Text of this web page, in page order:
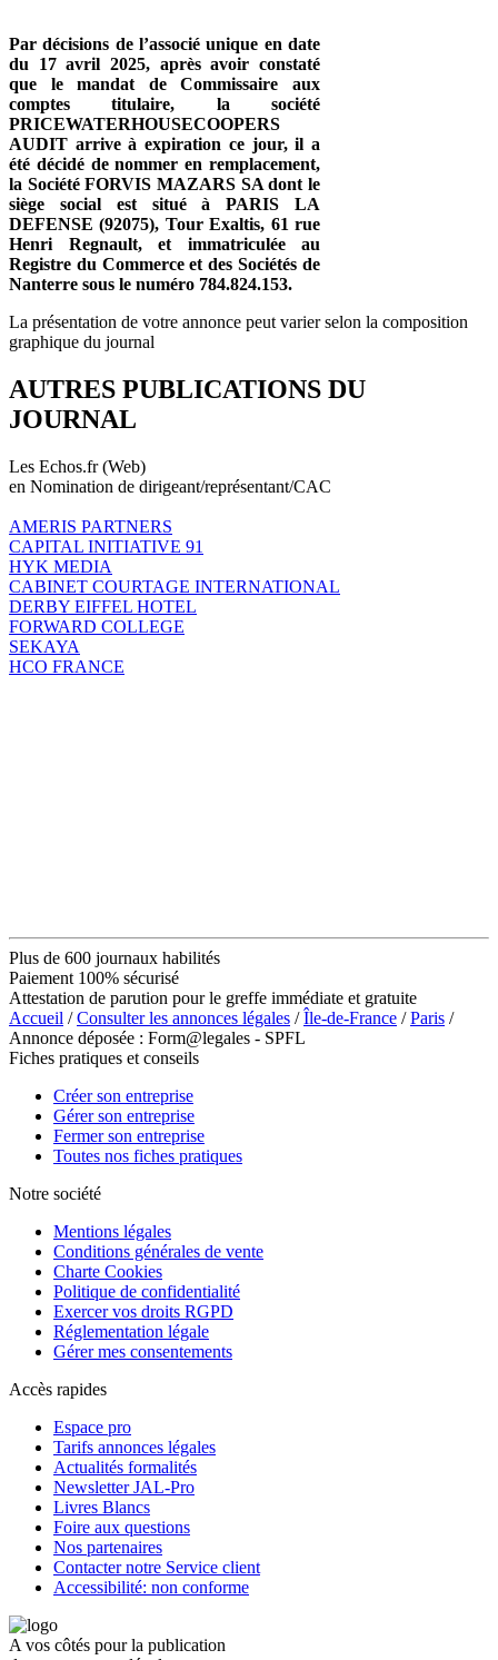
Par décisions de l’associé unique en date
du 17 avril 2025, après avoir constaté
que le mandat de Commissaire aux
comptes titulaire, la société
PRICEWATERHOUSECOOPERS
AUDIT arrive à expiration ce jour, il a
été décidé de nommer en remplacement,
la Société FORVIS MAZARS SA dont le
siège social est situé à PARIS LA
DEFENSE (92075), Tour Exaltis, 61 rue
Henri Regnault, et immatriculée au
Registre du Commerce et des Sociétés de
Nanterre sous le numéro 784.824.153.
La présentation de votre annonce peut varier selon la composition
graphique du journal
AUTRES PUBLICATIONS DU
JOURNAL
Les Echos.fr (Web)
en Nomination de dirigeant/représentant/CAC
AMERIS PARTNERS
CAPITAL INITIATIVE 91
HYK MEDIA
CABINET COURTAGE INTERNATIONAL
DERBY EIFFEL HOTEL
FORWARD COLLEGE
SEKAYA
HCO FRANCE
Plus de 600 journaux habilités
Paiement 100% sécurisé
Attestation de parution pour le greffe immédiate et gratuite
Accueil /Consulter les annonces légales /Île-de-France /Paris /
Annonce déposée : Form@legales - SPFL
Fiches pratiques et conseils
Créer son entreprise
Gérer son entreprise
Fermer son entreprise
Toutes nos fiches pratiques
Notre société
Mentions légales
Conditions générales de vente
Charte Cookies
Politique de confidentialité
Exercer vos droits RGPD
Réglementation légale
Gérer mes consentements
Accès rapides
Espace pro
Tarifs annonces légales
Actualités formalités
Newsletter JAL-Pro
Livres Blancs
Foire aux questions
Nos partenaires
Contacter notre Service client
Accessibilité: non conforme
A vos côtés pour la publication